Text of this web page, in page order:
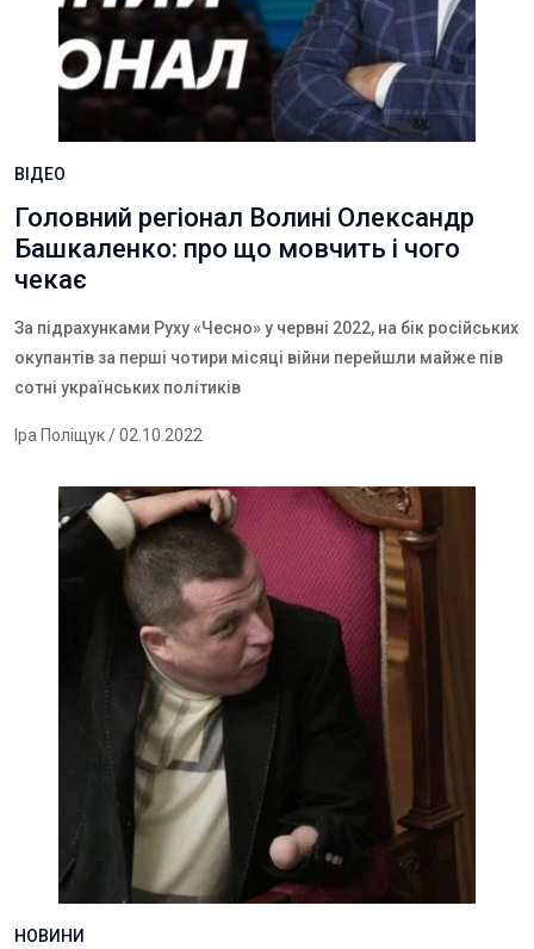
ВІДЕО
Головний регіонал Волині Олександр
Башкаленко: про що мовчить і чого
чекає
За підрахунками Руху «Чесно» у червні 2022, на бік російських
окупантів за перші чотири місяці війни перейшли майже пів
сотні українських політиків
Іра Поліщук/ 02.10.2022
НОВИНИ